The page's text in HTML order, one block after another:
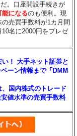
。口座開設手続きが
能になるのも便利。現
売買手数料が1カ月間
名に2000円をプレゼ
！ 大手ネット証券と
ーン情報まで「DMM
国内株式のトレード
値水準の売買手数料